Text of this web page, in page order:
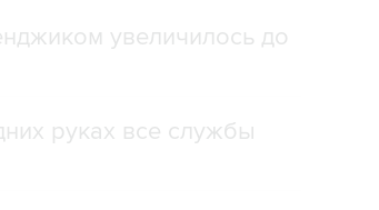
увеличилось до
руках все службы